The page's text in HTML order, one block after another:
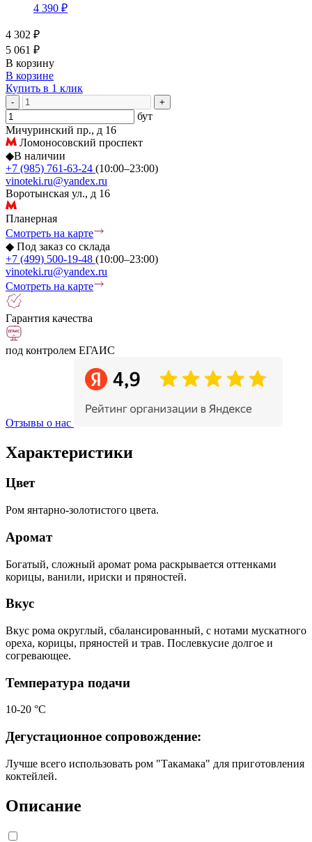
4 390 ₽
4 302 ₽
5 061 ₽
В корзину
В корзине
Купить в 1 клик
- +
бут
Мичуринский пр., д 16
Ломоносовский проспект
◆В наличии
+7 (985) 761-63-24 (10:00–23:00)
vinoteki.ru@yandex.ru
Воротынская ул., д 16
Планерная
Смотреть на карте
◆ Под заказ со склада
+7 (499) 500-19-48 (10:00–23:00)
vinoteki.ru@yandex.ru
Смотреть на карте
Гарантия качества
под контролем ЕГАИС
Отзывы о нас
Характеристики
Цвет
Ром янтарно-золотистого цвета.
Аромат
Богатый, сложный аромат рома раскрывается оттенками
корицы, ванили, ириски и пряностей.
Вкус
Вкус рома округлый, сбалансированный, с нотами мускатного
ореха, корицы, пряностей и трав. Послевкусие долгое и
согревающее.
Температура подачи
10-20 °С
Дегустационное сопровождение:
Лучше всего использовать ром "Такамака" для приготовления
коктейлей.
Описание